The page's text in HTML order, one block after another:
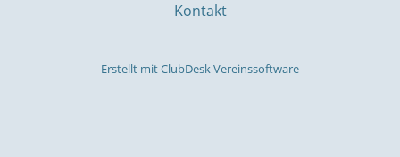
Kontakt
Erstellt mit ClubDesk Vereinssoftware